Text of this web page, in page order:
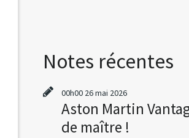
Notes récentes
00h00 26mai 2026
Aston Martin
de maître !